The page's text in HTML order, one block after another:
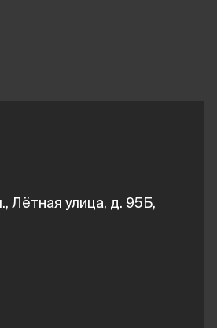
Лётная улица, д. 95Б,